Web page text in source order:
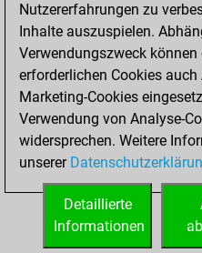
Bauer setzt Matt
Erstickte Matts
Unterverwandlungen
Türme auf der siebten
STARTSEITE
Nutzererfahrungen zu
Inhalte auszuspielen.
Verwendungszweck
erforderlichen Cookies
Marketing-Cookies
Verwendung von Analyse-
widersprechen. Weitere
unserer
Detaillierte
Informationen